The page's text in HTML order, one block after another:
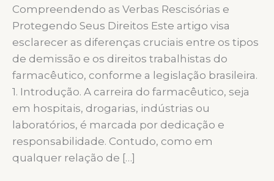
Compreendendo as Verbas Rescisórias e
Protegendo Seus Direitos Este artigo visa
esclarecer as diferenças cruciais entre os tipos
de demissão e os direitos trabalhistas do
farmacêutico, conforme a legislação brasileira.
1. Introdução. A carreira do farmacêutico, seja
em hospitais, drogarias, indústrias ou
laboratórios, é marcada por dedicação e
responsabilidade. Contudo, como em
qualquer relação de […]